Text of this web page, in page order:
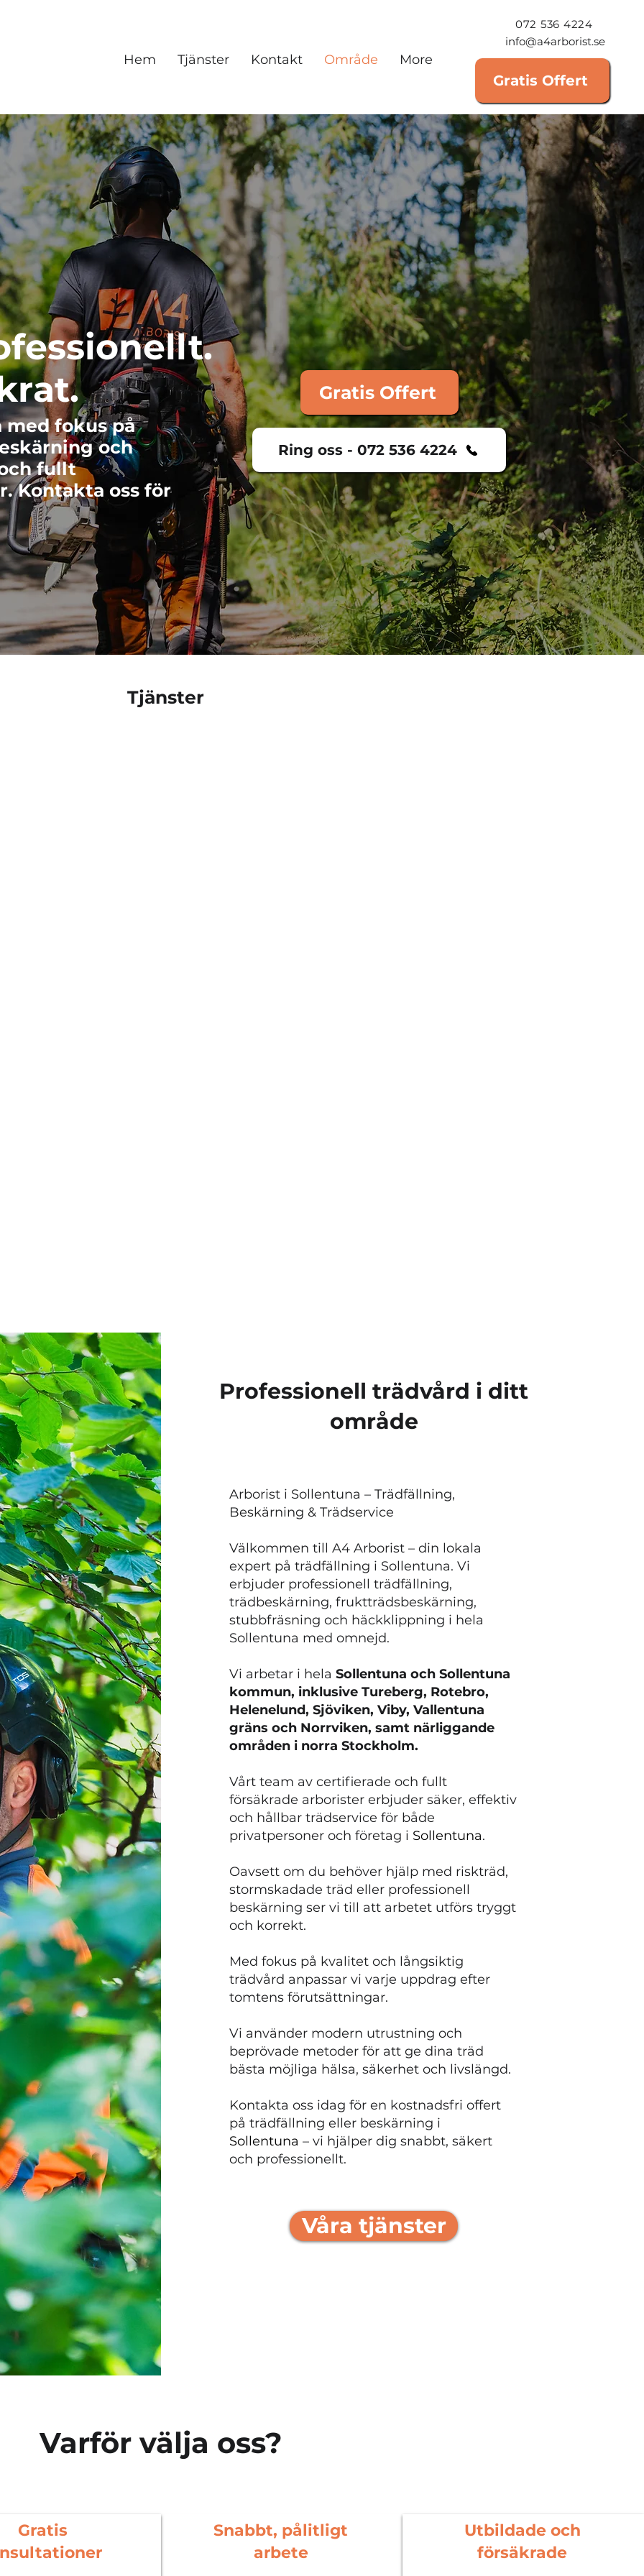
Hem Tjänster Kontakt Område More
072 536 4224
info@a4arborist.se
Gratis Offert
Gratis Offert
fokus på
och
fullt
Kontakta oss för
Ring oss - 072 536 4224
Tjänster
Professionell trädvård i ditt
område
​Arborist i Sollentuna – Trädfällning,
Beskärning & Trädservice
Välkommen till A4 Arborist – din lokala
expert på trädfällning i Sollentuna. Vi
erbjuder professionell trädfällning,
trädbeskärning, fruktträdsbeskärning,
stubbfräsning och häckklippning i hela
Sollentuna med omnejd.
Vi arbetar i hela Sollentuna och Sollentuna
kommun, inklusive Tureberg, Rotebro,
Helenelund, Sjöviken, Viby, Vallentuna
gräns och Norrviken, samt närliggande
områden i norra Stockholm.
Vårt team av certifierade och fullt
försäkrade arborister erbjuder säker, effektiv
och hållbar trädservice för både
privatpersoner och företag i Sollentuna.
Oavsett om du behöver hjälp med riskträd,
stormskadade träd eller professionell
beskärning ser vi till att arbetet utförs tryggt
och korrekt.
Med fokus på kvalitet och långsiktig
trädvård anpassar vi varje uppdrag efter
tomtens förutsättningar.
Vi använder modern utrustning och
beprövade metoder för att ge dina träd
bästa möjliga hälsa, säkerhet och livslängd.
Kontakta oss idag för en kostnadsfri offert
på trädfällning eller beskärning i
Sollentuna – vi hjälper dig snabbt, säkert
och professionellt.
Våra tjänster
Varför välja oss?
Gratis
Snabbt, pålitligt
arbete
Utbildade och
försäkrade